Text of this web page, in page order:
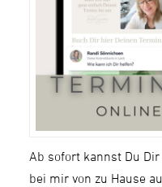
Ab sofort kannst Du
bei mir von zu Hause